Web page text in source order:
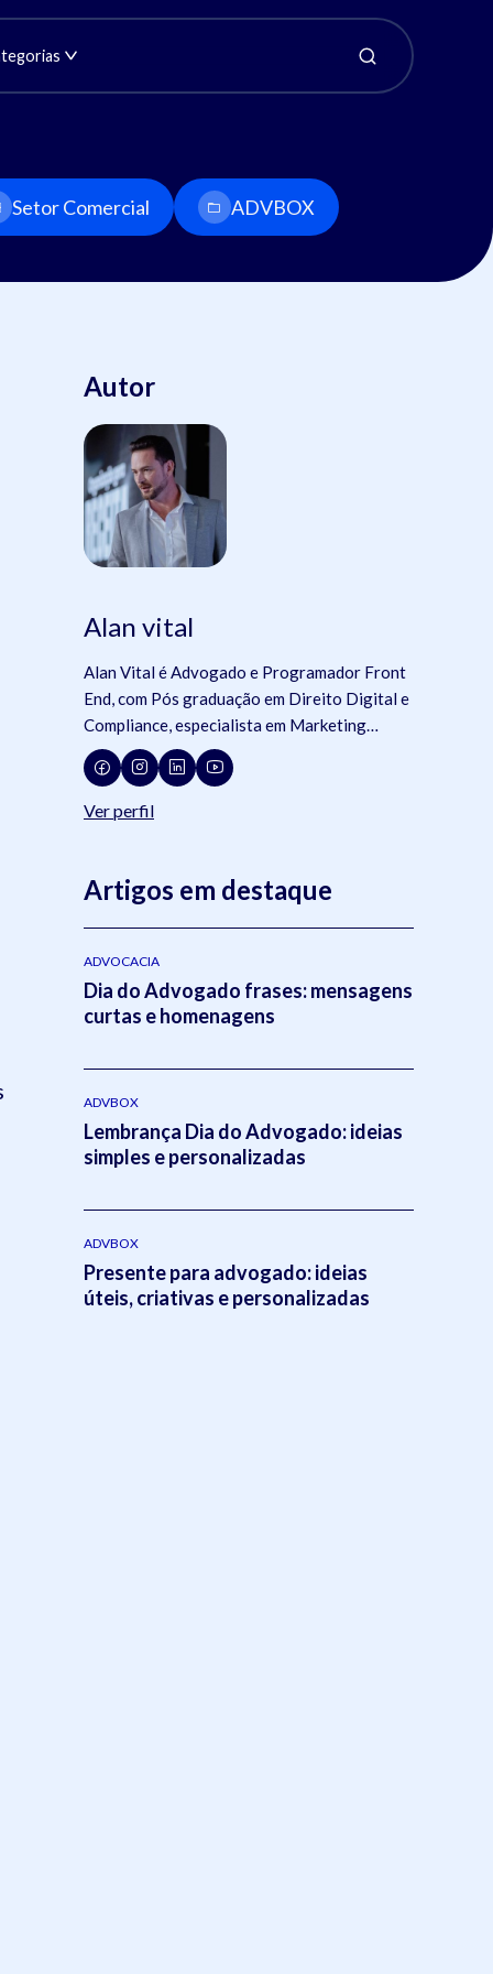
Setor Comercial ADVBOX
Autor
Alan vital
Alan Vital é Advogado e Programador Front
End, com Pós graduação em Direito Digital e
Compliance, especialista em Marketing
Jurídico e Gestão de Escritórios Digitais,
além de membro de comissões da OAB e da
Jovem Advocacia. Consultor da ADVBOX.
Ver perfil
Artigos em destaque
ADVOCACIA
Dia do Advogado frases: mensagens
curtas e homenagens
ADVBOX
Lembrança Dia do Advogado: ideias
simples e personalizadas
ADVBOX
Presente para advogado: ideias
úteis, criativas e personalizadas